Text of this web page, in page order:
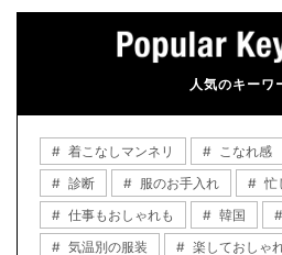
人気のキーワ
着こなしマンネリ こなれ感
診断
服のお手入れ
忙
仕事もおしゃれも
韓国
気温別の服装
楽しておしゃ